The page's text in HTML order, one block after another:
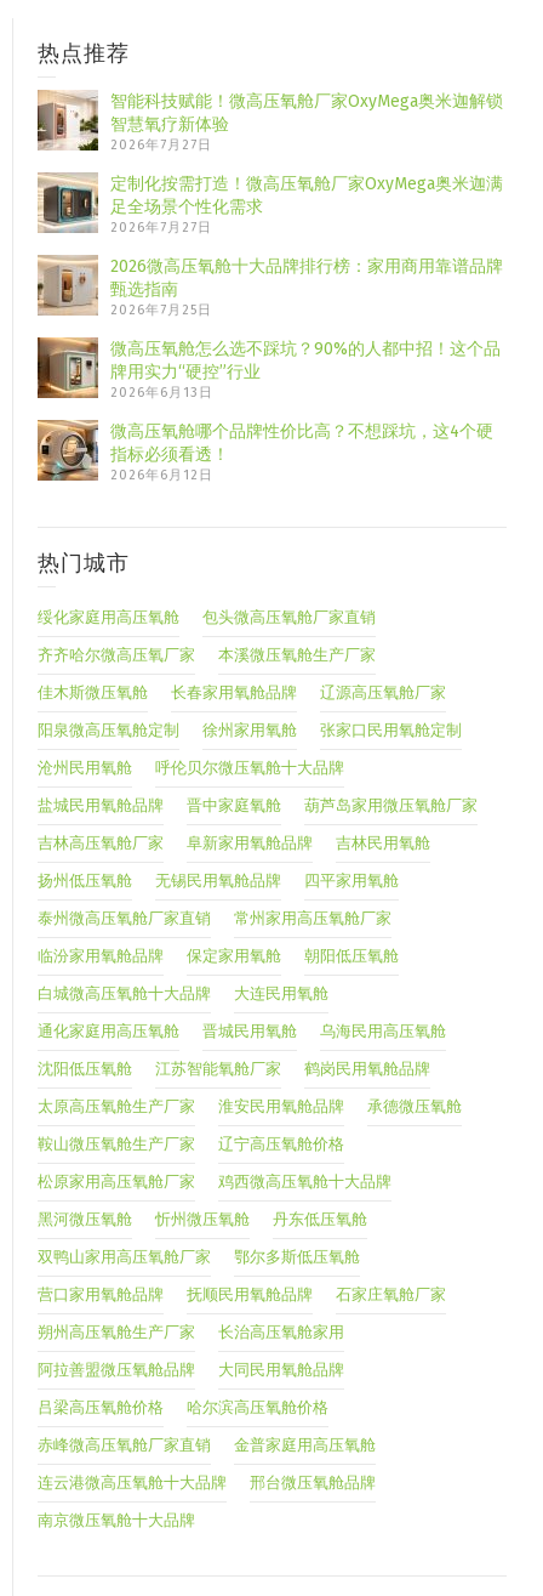
热点推荐
智能科技赋能！微高压氧舱厂家OxyMega奥米迦解锁
智慧氧疗新体验
2026年7月27日
定制化按需打造！微高压氧舱厂家OxyMega奥米迦满
足全场景个性化需求
2026年7月27日
2026微高压氧舱十大品牌排行榜：家用商用靠谱品牌
甄选指南
2026年7月25日
微高压氧舱怎么选不踩坑？90%的人都中招！这个品
牌用实力“硬控”行业
2026年6月13日
微高压氧舱哪个品牌性价比高？不想踩坑，这4个硬
指标必须看透！
2026年6月12日
热门城市
绥化家庭用高压氧舱 包头微高压氧舱厂家直销
齐齐哈尔微高压氧厂家 本溪微压氧舱生产厂家
佳木斯微压氧舱 长春家用氧舱品牌 辽源高压氧舱厂家
阳泉微高压氧舱定制 徐州家用氧舱 张家口民用氧舱定制
沧州民用氧舱 呼伦贝尔微压氧舱十大品牌
盐城民用氧舱品牌 晋中家庭氧舱 葫芦岛家用微压氧舱厂家
吉林高压氧舱厂家 阜新家用氧舱品牌 吉林民用氧舱
扬州低压氧舱 无锡民用氧舱品牌 四平家用氧舱
泰州微高压氧舱厂家直销 常州家用高压氧舱厂家
临汾家用氧舱品牌 保定家用氧舱 朝阳低压氧舱
白城微高压氧舱十大品牌 大连民用氧舱
通化家庭用高压氧舱 晋城民用氧舱 乌海民用高压氧舱
沈阳低压氧舱 江苏智能氧舱厂家 鹤岗民用氧舱品牌
太原高压氧舱生产厂家 淮安民用氧舱品牌 承德微压氧舱
鞍山微压氧舱生产厂家 辽宁高压氧舱价格
松原家用高压氧舱厂家 鸡西微高压氧舱十大品牌
黑河微压氧舱 忻州微压氧舱 丹东低压氧舱
双鸭山家用高压氧舱厂家 鄂尔多斯低压氧舱
营口家用氧舱品牌 抚顺民用氧舱品牌 石家庄氧舱厂家
朔州高压氧舱生产厂家 长治高压氧舱家用
阿拉善盟微压氧舱品牌 大同民用氧舱品牌
吕梁高压氧舱价格 哈尔滨高压氧舱价格
赤峰微高压氧舱厂家直销 金普家庭用高压氧舱
连云港微高压氧舱十大品牌 邢台微压氧舱品牌
南京微压氧舱十大品牌